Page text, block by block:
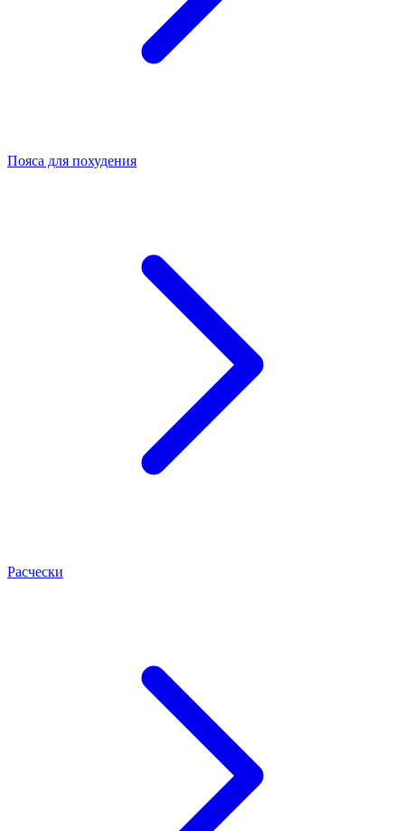
Пояса для похудения
Расчески